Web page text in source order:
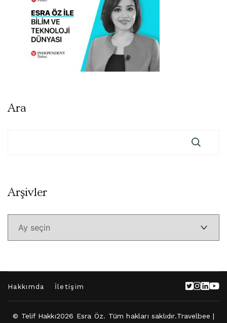
Ara
ArşivlerArşivler
Hakkımda İletişim
© Telif Hakkı2026 Esra Öz. Tüm hakları saklıdır.Travelbee |